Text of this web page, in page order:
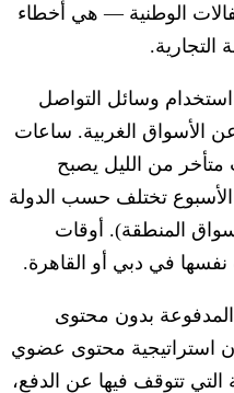
الوطنية — هي أخطاء
التجارية.
وسائل التواصل
الأسواق الغربية. ساعات
من الليل يصبح
الأسبوع تختلف حسب الدولة
المنطقة). أوقات
في دبي أو القاهرة.
المدفوعة بدون محتوى
استراتيجية محتوى عضوي
تتوقف فيها عن الدفع،